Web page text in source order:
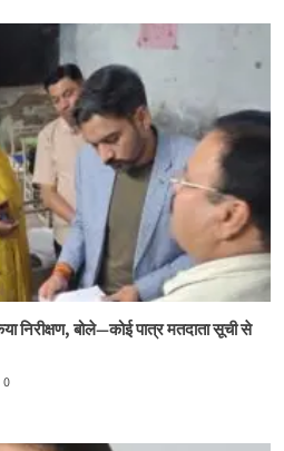
निरीक्षण, बोले—कोई पात्र मतदाता सूची से
0